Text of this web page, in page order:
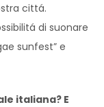
cittá.
di suonare
sunfest” e
italiana? E